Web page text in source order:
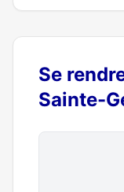
Se
Sainte-